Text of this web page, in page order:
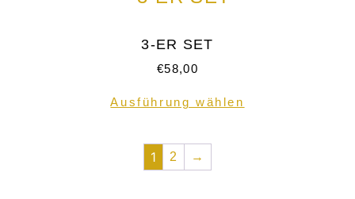
3-ER SET
€58,00
Ausführung wählen
1 2 →